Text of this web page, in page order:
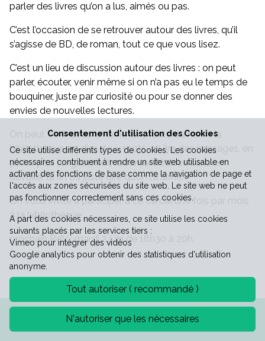
Culture & Loisirs
Vie économique
parler des livres qu’on a lus, aimés ou pas.
C’est l’occasion de se retrouver autour des livres, qu’il
s’agisse de BD, de roman, tout ce que vous lisez.
C’est un lieu de discussion autour des livres : on peut
parler, écouter, venir même si on n’a pas eu le temps de
bouquiner, juste par curiosité ou pour se donner des
envies de nouvelles lectures.
On peut venir avec un livre, emprunté ou non à la
bibliothèque, en dire deux mots, en lire des passages, en
parler plus longuement, raconter l’histoire sans en
dévoiler la fin ou juste dire qu’on l’a aimé.
On vous invite à participer à ce cercle une fois par mois
à la bibliothèque.
prochain RdV : mardi 2 juin de 18h30 à 20h.
©2026 Mairie de Saint-Laurent-le-minier
Consentement d'utilisation des Cookies
Ce site utilise différents types de cookies. Les cookies
nécessaires contribuent à rendre un site web utilisable en
activant des fonctions de base comme la navigation de page et
l'accès aux zones sécurisées du site web. Le site web ne peut
pas fonctionner correctement sans ces cookies.
A part des cookies nécessaires, ce site utilise les cookies
suivants placés par les services tiers :
Vimeo pour intégrer des vidéos
Google analytics pour obtenir des statistiques d'utilisation
anonyme.
Tout autoriser ( recommandé )
N'autoriser que les nécessaires